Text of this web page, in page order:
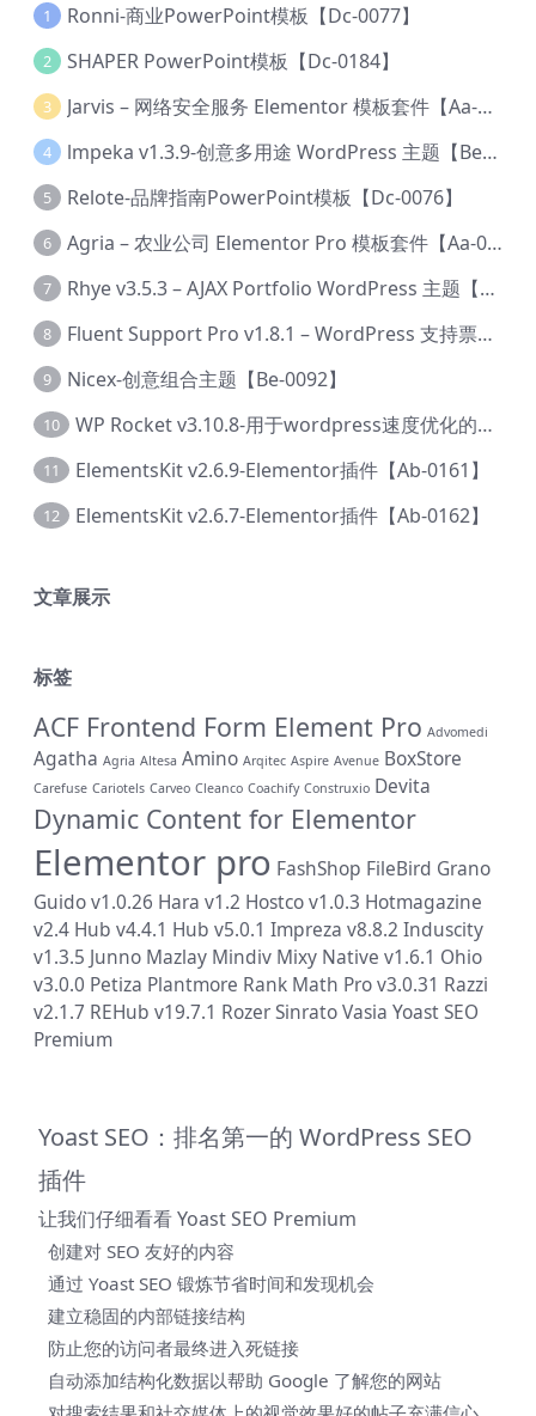
1 Ronni-商业PowerPoint模板【Dc-0077】
2 SHAPER PowerPoint模板【Dc-0184】
3 Jarvis – 网络安全服务 Elementor 模板套件【Aa-0035】
4 lmpeka v1.3.9-创意多用途 WordPress 主题【Be-0064】
5 Relote-品牌指南PowerPoint模板【Dc-0076】
6 Agria – 农业公司 Elementor Pro 模板套件【Aa-0003】
7 Rhye v3.5.3 – AJAX Portfolio WordPress 主题【Bi-0049】
8 Fluent Support Pro v1.8.1 – WordPress 支持票务系统【Cc-0041】
9 Nicex-创意组合主题【Be-0092】
10 WP Rocket v3.10.8-用于wordpress速度优化的缓存加速插件【Cd-0019】
11 ElementsKit v2.6.9-Elementor插件【Ab-0161】
12 ElementsKit v2.6.7-Elementor插件【Ab-0162】
文章展示
标签
ACF Frontend Form Element Pro Advomedi
Agatha Agria Altesa Amino Arqitec Aspire Avenue BoxStore
Carefuse Cariotels Carveo Cleanco Coachify Construxio Devita
Dynamic Content for Elementor
Elementor pro FashShop FileBird Grano
Guido v1.0.26 Hara v1.2 Hostco v1.0.3 Hotmagazine
v2.4 Hub v4.4.1 Hub v5.0.1 Impreza v8.8.2 Induscity
v1.3.5 Junno Mazlay Mindiv Mixy Native v1.6.1 Ohio
v3.0.0 Petiza Plantmore Rank Math Pro v3.0.31 Razzi
v2.1.7 REHub v19.7.1 RozerSinratoVasia Yoast SEO
Premium
Yoast SEO：排名第一的 WordPress SEO
插件
让我们仔细看看 Yoast SEO Premium
创建对 SEO 友好的内容
通过 Yoast SEO 锻炼节省时间和发现机会
建立稳固的内部链接结构
防止您的访问者最终进入死链接
自动添加结构化数据以帮助 Google 了解您的网站